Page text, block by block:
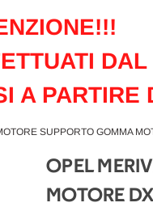
A PARTIRE
SUPPORTO GOMMA
OPEL
MOTORE